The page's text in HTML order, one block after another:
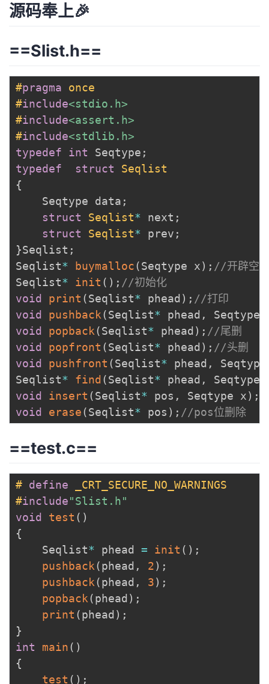
源码奉上🎉
==Slist.h==
#pragma
once
#include<stdio.h>
#include<assert.h>
#include<stdlib.h>
typedef
int Seqtype ;
typedef
struct
Seqlist
{
	Seqtype data
;
struct
Seqlist* next ;
struct
Seqlist* prev ;
}Seqlist ;
Seqlist* buymalloc(Seqtype x) ; //开辟空
Seqlist* init ( ) ; //初始化
void
print (Seqlist* phead ) ; //打印
void
pushback(Seqlist* phead ,
Seqtype
void
popback(Seqlist* phead ) ; //尾删
void
popfront (Seqlist* phead ) ; //头删
void
pushfront (Seqlist* phead ,
Seqlist* find (Seqlist* phead ,
Seqtype
void
insert (Seqlist* pos , Seqtype x) ;
void
erase(Seqlist* pos ) ; //pos位删除
==test.c==
# define
_CRT_SECURE_NO_WARNINGS
#include"Slist.h"
void
test ( )
{
	Seqlist
* phead = init ( ) ;
pushback(phead , 2) ;
pushback(phead , 3) ;
popback(phead ) ;
print (phead ) ;
}
int
main( )
{
test ( ) ;